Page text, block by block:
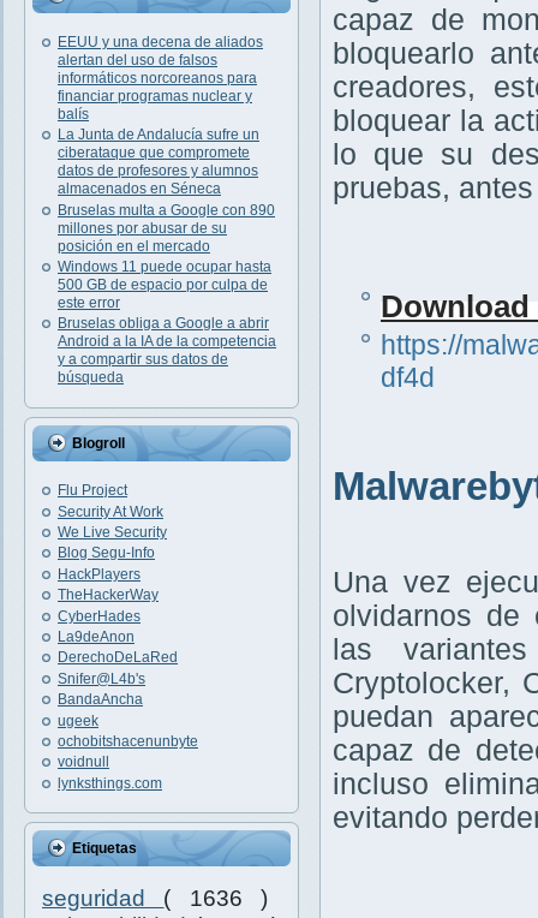
EEUU y una decena de aliados
alertan del uso de falsos
informáticos norcoreanos para
financiar programas nuclear y
balís
La Junta de Andalucía sufre un
ciberataque que compromete
datos de profesores y alumnos
almacenados en Séneca
Bruselas multa a Google con 890
millones por abusar de su
posición en el mercado
Windows 11 puede ocupar hasta
500 GB de espacio por culpa de
este error
Bruselas obliga a Google a abrir
Android a la IA de la competencia
y a compartir sus datos de
búsqueda
Blogroll
Flu Project
Security At Work
We Live Security
Blog Segu-Info
HackPlayers
TheHackerWay
CyberHades
La9deAnon
DerechoDeLaRed
Snifer@L4b's
BandaAncha
ugeek
ochobitshacenunbyte
voidnull
lynksthings.com
Etiquetas
seguridad ( 1636 )
capaz de
bloquearlo
creadores,
bloquear la
lo que su
pruebas,
Download
https://
df4d
Una vez
olvidarnos de
las
Cryptolocker,
puedan
capaz de
incluso
evitando